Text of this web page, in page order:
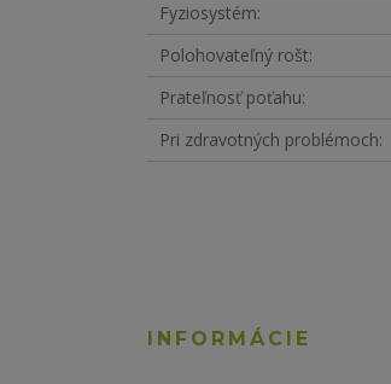
Fyziosystém
Polohovateľný rošt
Prateľnosť poťahu
Pri zdravotných problémoch
INFORMÁCIE